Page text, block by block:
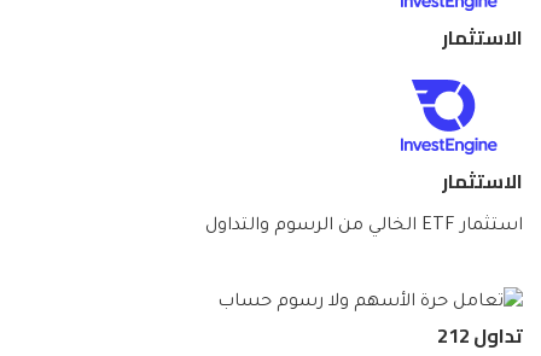
الاستثمار
الاستثمار
استثمار ETF الخالي من الرسوم والتداول
تداول 212